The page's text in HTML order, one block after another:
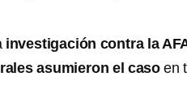
investigación contra la
asumieron el casoen